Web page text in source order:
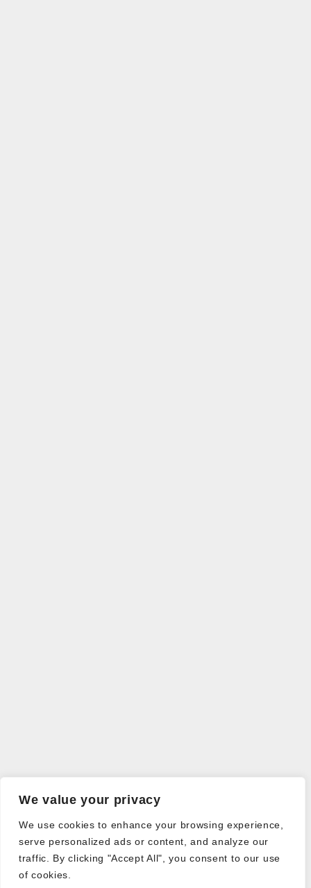
We value your privacy
We use cookies to enhance your browsing experience,
serve personalized ads or content, and analyze our
traffic. By clicking "Accept All", you consent to our use
of cookies.